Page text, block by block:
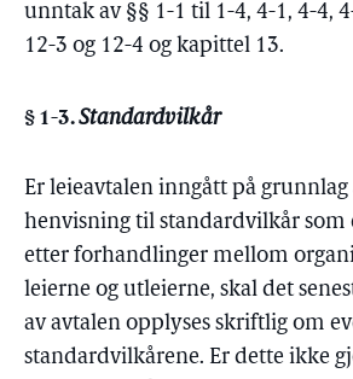
unntak av §§ 1-1 til 1-4, 4-1, 4-4,
12-3 og 12-4 og kapittel 13.
§ 1-3.Standardvilkår
Er leieavtalen inngått på
henvisning til standardvilkår som
etter forhandlinger mellom
leierne og utleierne, skal det
av avtalen opplyses skriftlig om
standardvilkårene. Er dette ikke